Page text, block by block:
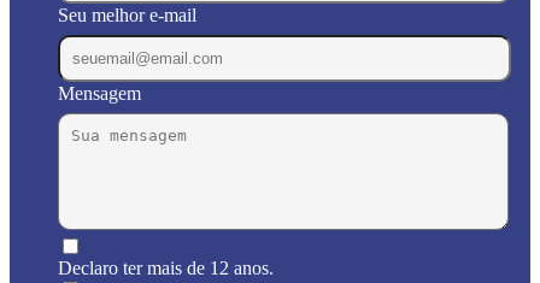
Seu melhor e-mail
Mensagem
Declaro ter mais de 12 anos.